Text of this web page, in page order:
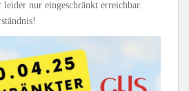
nur eingeschränkt erreichbar.